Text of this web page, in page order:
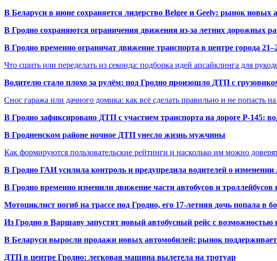
В Беларуси в июне сохраняется лидерство Belgee и Geely: рынок новых
В Гродно сохраняются ограничения движения из-за летних дорожных
В Гродно временно ограничат движение транспорта в центре города
Что сшить или переделать из секонда: подборка идей апсайклинга для
Водителю стало плохо за рулём: под Гродно произошло ДТП с
Снос гаража или дачного домика: как всё сделать правильно и не попасть
В Гродно зафиксировано ДТП с участием транспорта на дороге Р-145:
В Гродненском районе ночное ДТП унесло жизнь мужчины
Как формируются пользовательские рейтинги и насколько им можно
В Гродно ГАИ усилила контроль и предупредила водителей о изменении
В Гродно временно изменили движение части автобусов и троллейбусов
Мотоциклист погиб на трассе под Гродно, его 17-летняя дочь попала в
Из Гродно в Варшаву запустят новый автобусный рейс с возможностью
В Беларуси выросли продажи новых автомобилей: рынок поддерживает
ДТП в центре Гродно: легковая машина вылетела на тротуар